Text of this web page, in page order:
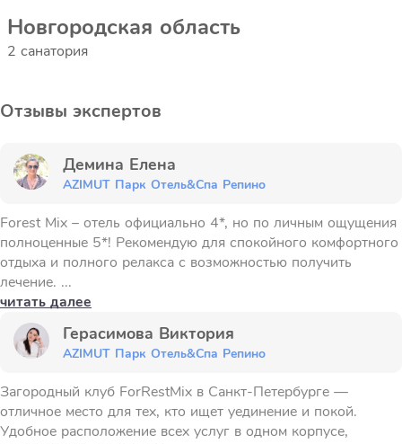
Новгородская область
2 санатория
Отзывы экспертов
Демина Елена
AZIMUT Парк Отель&Спа Репино
Forest Mix – отель официально 4*, но по личным ощущения
полноценные 5*! Рекомендую для спокойного комфортного
отдыха и полного релакса с возможностью получить
лечение. ...
читать далее
Герасимова Виктория
AZIMUT Парк Отель&Спа Репино
Загородный клуб ForRestMix в Санкт-Петербурге —
отличное место для тех, кто ищет уединение и покой.
Удобное расположение всех услуг в одном корпусе,